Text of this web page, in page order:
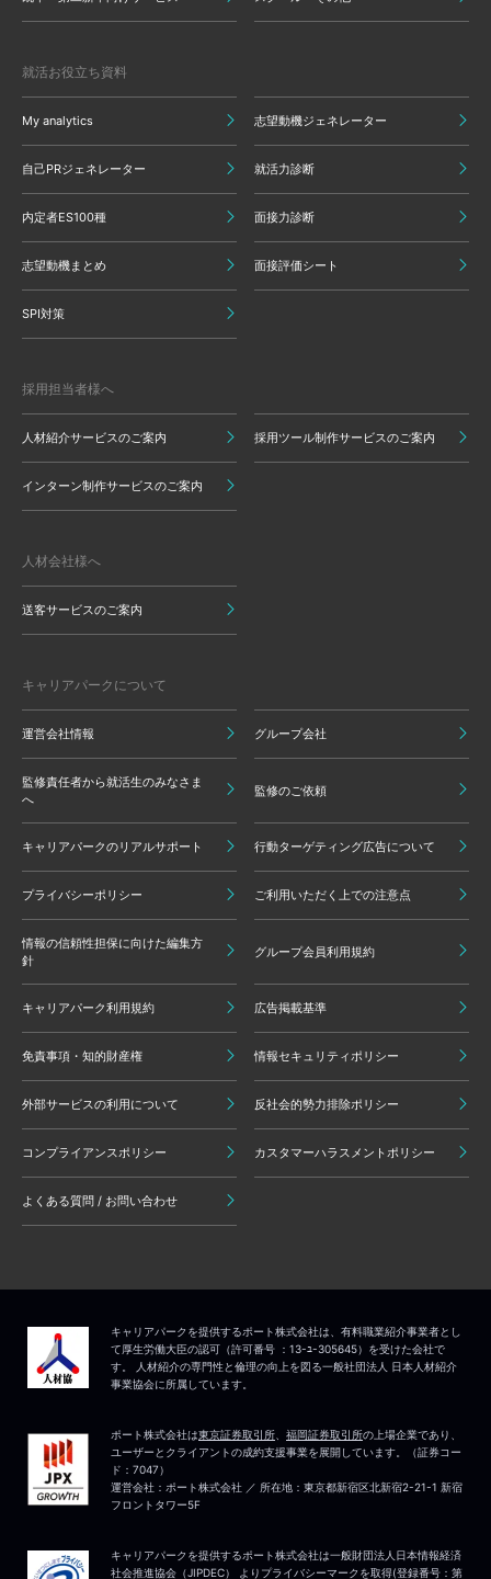
就活お役立ち資料
My analytics 志望動機ジェネレーター
自己PRジェネレーター 就活力診断
内定者ES100種 面接力診断
志望動機まとめ 面接評価シート
SPI対策
採用担当者様へ
人材紹介サービスのご案内 採用ツール制作サービスのご案内
インターン制作サービスのご案内
人材会社様へ
送客サービスのご案内
キャリアパークについて
運営会社情報 グループ会社
監修責任者から就活生のみなさま
へ
監修のご依頼
キャリアパークのリアルサポート 行動ターゲティング広告について
プライバシーポリシー ご利用いただく上での注意点
情報の信頼性担保に向けた編集方
針
グループ会員利用規約
キャリアパーク利用規約 広告掲載基準
免責事項・知的財産権 情報セキュリティポリシー
外部サービスの利用について 反社会的勢力排除ポリシー
コンプライアンスポリシー カスタマーハラスメントポリシー
よくある質問 / お問い合わせ